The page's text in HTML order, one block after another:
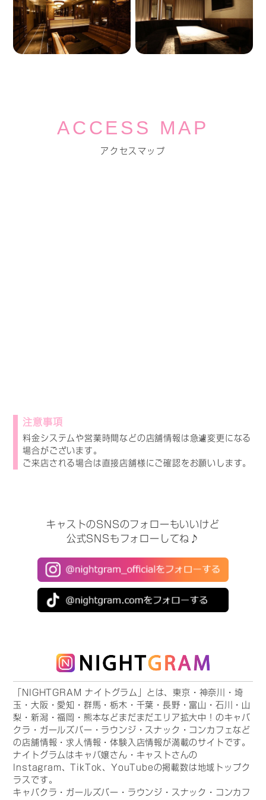
ACCESS MAP
アクセスマップ
注意事項
料金システムや営業時間などの店舗情報は急遽変更になる
場合がございます。
ご来店される場合は直接店舗様にご確認をお願いします。
キャストのSNSのフォローもいいけど
公式SNSもフォローしてね♪
「NIGHTGRAM ナイトグラム」とは、東京・神奈川・埼
玉・大阪・愛知・群馬・栃木・千葉・長野・富山・石川・山
梨・新潟・福岡・熊本などまだまだエリア拡大中！のキャバ
クラ・ガールズバー・ラウンジ・スナック・コンカフェなど
の店舗情報・求人情報・体験入店情報が満載のサイトです。
ナイトグラムはキャバ嬢さん・キャストさんの
Instagram、TikTok、YouTubeの掲載数は地域トップク
ラスです。
キャバクラ・ガールズバー・ラウンジ・スナック・コンカフ